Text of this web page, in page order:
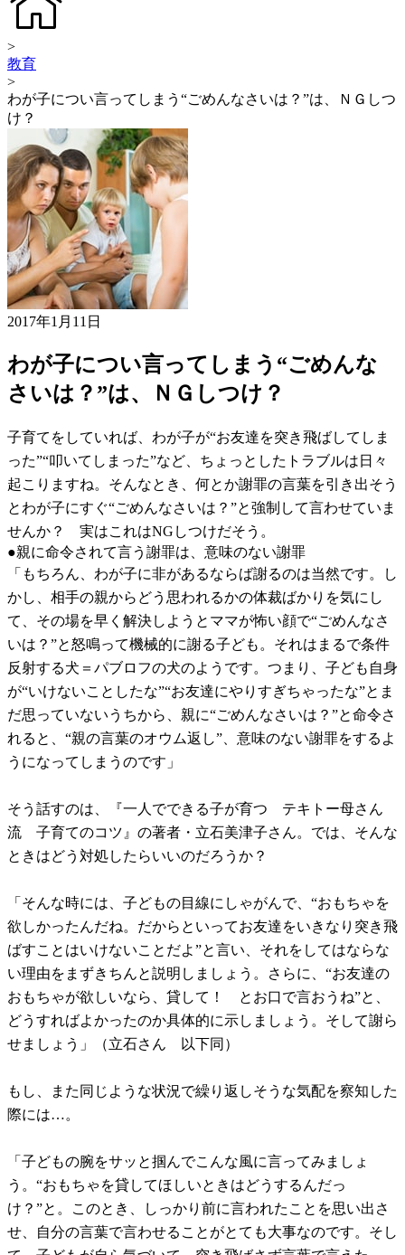
>
教育
>
わが子につい言ってしまう“ごめんなさいは？”は、ＮＧしつ
け？
2017年1月11日
わが子につい言ってしまう“ごめんな
さいは？”は、ＮＧしつけ？
子育てをしていれば、わが子が“お友達を突き飛ばしてしま
った”“叩いてしまった”など、ちょっとしたトラブルは日々
起こりますね。そんなとき、何とか謝罪の言葉を引き出そう
とわが子にすぐ“ごめんなさいは？”と強制して言わせていま
せんか？ 実はこれはNGしつけだそう。
●親に命令されて言う謝罪は、意味のない謝罪
「もちろん、わが子に非があるならば謝るのは当然です。し
かし、相手の親からどう思われるかの体裁ばかりを気にし
て、その場を早く解決しようとママが怖い顔で“ごめんなさ
いは？”と怒鳴って機械的に謝る子ども。それはまるで条件
反射する犬＝パブロフの犬のようです。つまり、子ども自身
が“いけないことしたな”“お友達にやりすぎちゃったな”とま
だ思っていないうちから、親に“ごめんなさいは？”と命令さ
れると、“親の言葉のオウム返し”、意味のない謝罪をするよ
うになってしまうのです」
そう話すのは、『一人でできる子が育つ テキトー母さん
流 子育てのコツ』の著者・立石美津子さん。では、そんな
ときはどう対処したらいいのだろうか？
「そんな時には、子どもの目線にしゃがんで、“おもちゃを
欲しかったんだね。だからといってお友達をいきなり突き飛
ばすことはいけないことだよ”と言い、それをしてはならな
い理由をまずきちんと説明しましょう。さらに、“お友達の
おもちゃが欲しいなら、貸して！ とお口で言おうね”と、
どうすればよかったのか具体的に示しましょう。そして謝ら
せましょう」（立石さん 以下同）
もし、また同じような状況で繰り返しそうな気配を察知した
際には…。
「子どもの腕をサッと掴んでこんな風に言ってみましょ
う。“おもちゃを貸してほしいときはどうするんだっ
け？”と。このとき、しっかり前に言われたことを思い出さ
せ、自分の言葉で言わせることがとても大事なのです。そし